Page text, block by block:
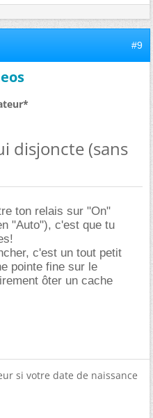
#9
disjoncte (sans
ton relais sur "On"
"Auto"), c'est que tu
c'est un tout petit
pointe fine sur le
ôter un cache
si votre date de naissance